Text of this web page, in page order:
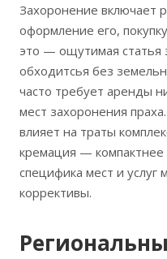
Захоронение включает
оформление его,
это — ощутимая статья
обходитсья без
часто требует аренды
мест захоронения
влияет на траты
кремация —
специфика мест и услуг
коррективы.